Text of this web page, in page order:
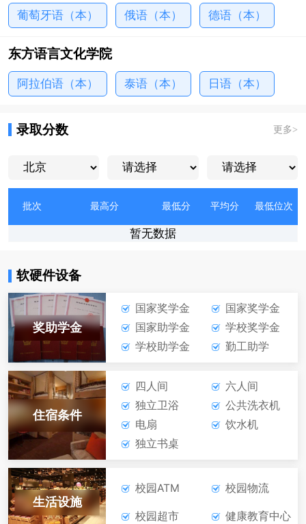
葡萄牙语（本） 俄语（本） 德语（本）
东方语言文化学院
阿拉伯语（本） 泰语（本） 日语（本）
录取分数 更多>
批次 最高分 最低分 平均分 最低位次
暂无数据
软硬件设备
奖助学金
国家奖学金
国家奖学金
国家助学金
学校奖学金
学校助学金
勤工助学
住宿条件
四人间
六人间
独立卫浴
公共洗衣机
电扇
饮水机
独立书桌
生活设施
校园ATM 校园物流
校园超市 健康教育中心